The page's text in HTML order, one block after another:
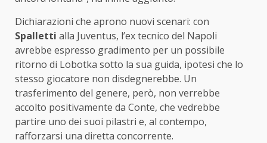
Dichiarazioni che aprono nuovi scenari: con
Spalletti alla Juventus, l’ex tecnico del Napoli
avrebbe espresso gradimento per un possibile
ritorno di Lobotka sotto la sua guida, ipotesi che lo
stesso giocatore non disdegnerebbe. Un
trasferimento del genere, però, non verrebbe
accolto positivamente da Conte, che vedrebbe
partire uno dei suoi pilastri e, al contempo,
rafforzarsi una diretta concorrente.